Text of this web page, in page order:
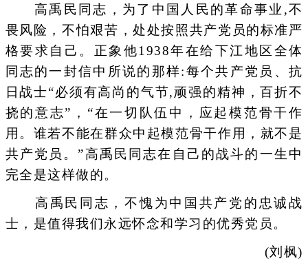
高禹民同志，为了中国人民的革命事业,不
畏风险，不怕艰苦，处处按照共产党员的标准严
格要求自己。正象他1938年在给下江地区全体
同志的一封信中所说的那样:每个共产党员、抗
日战士“必须有高尚的气节,顽强的精神，百折不
挠的意志”，“在一切队伍中，应起模范骨干作
用。谁若不能在群众中起模范骨干作用，就不是
共产党员。”高禹民同志在自己的战斗的一生中
完全是这样做的。
高禹民同志，不愧为中国共产党的忠诚战
士，是值得我们永远怀念和学习的优秀党员。
(刘枫)